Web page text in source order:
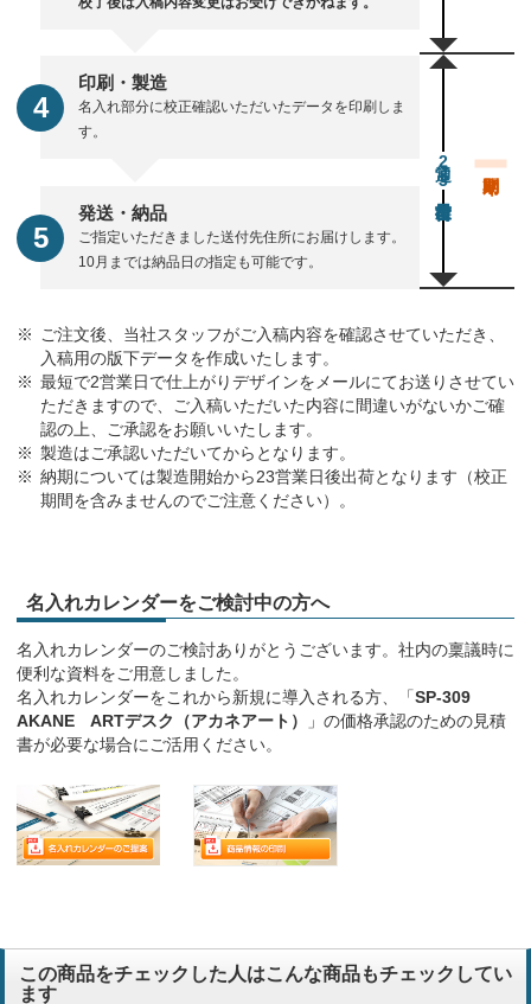
印刷・製造
名入れ部分に校正確認いただいたデータを印刷しま
す。
発送・納品
ご指定いただきました送付先住所にお届けします。
10月までは納品日の指定も可能です。
通常23営業日後出荷
ご注文後、当社スタッフがご入稿内容を確認させていただき、
入稿用の版下データを作成いたします。
最短で2営業日で仕上がりデザインをメールにてお送りさせてい
ただきますので、ご入稿いただいた内容に間違いがないかご確
認の上、ご承認をお願いいたします。
製造はご承認いただいてからとなります。
納期については製造開始から23営業日後出荷となります（校正
期間を含みませんのでご注意ください）。
名入れカレンダーをご検討中の方へ
名入れカレンダーのご検討ありがとうございます。社内の稟議時に
便利な資料をご用意しました。
名入れカレンダーをこれから新規に導入される方、「SP-309
AKANE ARTデスク（アカネアート）
」の価格承認のための見積
書が必要な場合にご活用ください。
この商品をチェックした人はこんな商品もチェックしてい
ます